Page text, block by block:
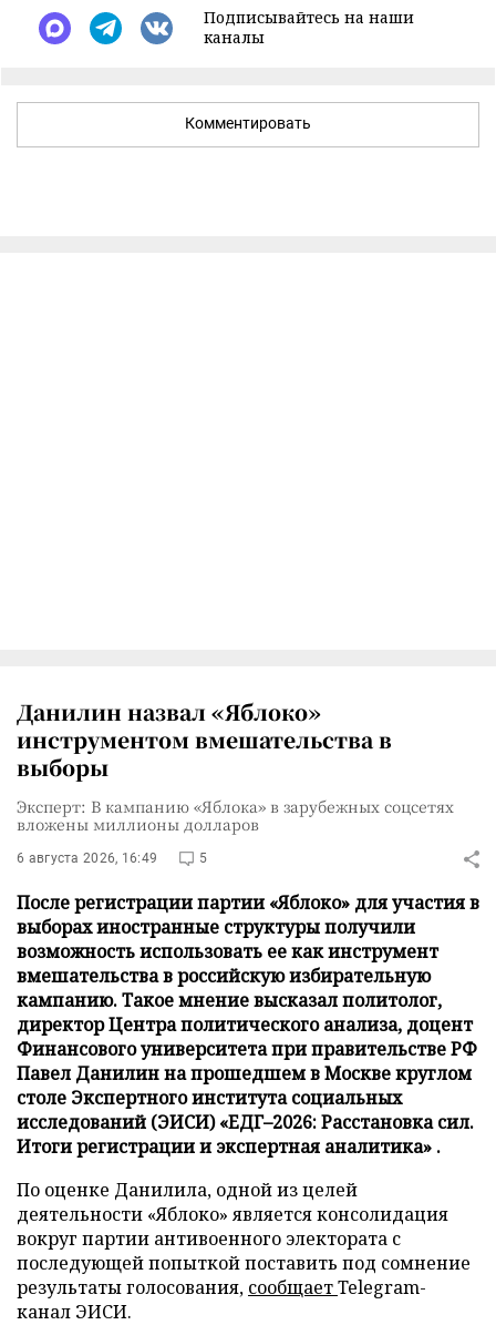
Подписывайтесь на наши
каналы
Комментировать
Данилин назвал «Яблоко»
инструментом вмешательства в
выборы
Эксперт: В кампанию «Яблока» в зарубежных соцсетях
вложены миллионы долларов
6 августа 2026, 16:49 5
После регистрации партии «Яблоко» для участия в
выборах иностранные структуры получили
возможность использовать ее как инструмент
вмешательства в российскую избирательную
кампанию. Такое мнение высказал политолог,
директор Центра политического анализа, доцент
Финансового университета при правительстве РФ
Павел Данилин на прошедшем в Москве круглом
столе Экспертного института социальных
исследований (ЭИСИ) «ЕДГ–2026: Расстановка сил.
Итоги регистрации и экспертная аналитика» .
По оценке Данилила, одной из целей
деятельности «Яблоко» является консолидация
вокруг партии антивоенного электората с
последующей попыткой поставить под сомнение
результаты голосования, сообщаетTelegram-
канал ЭИСИ.